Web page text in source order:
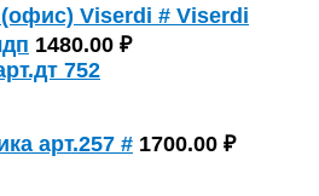
Viserdi # Viserdi
1480.00 ₽
арт.257 # 1700.00 ₽